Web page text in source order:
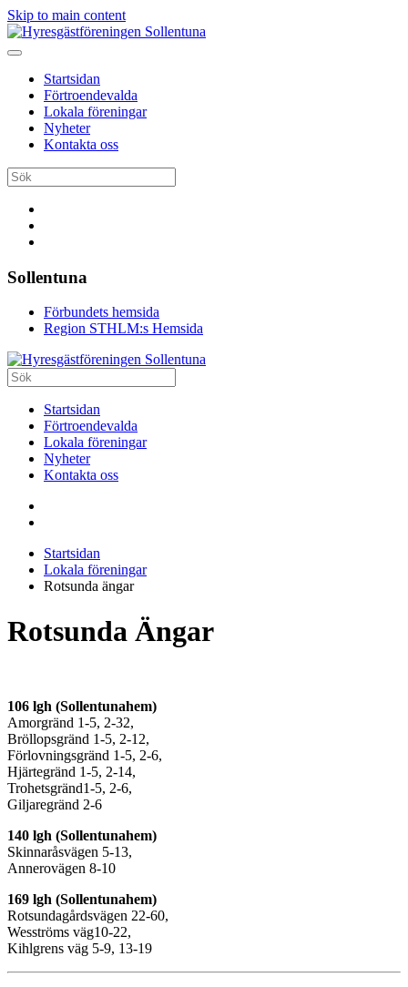
Skip to main content
Startsidan
Förtroendevalda
Lokala föreningar
Nyheter
Kontakta oss
Sollentuna
Förbundets hemsida
Region STHLM:s Hemsida
Startsidan
Förtroendevalda
Lokala föreningar
Nyheter
Kontakta oss
Startsidan
Lokala föreningar
Rotsunda ängar
Rotsunda Ängar
106 lgh (Sollentunahem)
Amorgränd 1-5, 2-32,
Bröllopsgränd 1-5, 2-12,
Förlovningsgränd 1-5, 2-6,
Hjärtegränd 1-5, 2-14,
Trohetsgränd1-5, 2-6,
Giljaregränd 2-6
140 lgh (Sollentunahem)
Skinnaråsvägen 5-13,
Annerovägen 8-10
169 lgh (Sollentunahem)
Rotsundagårdsvägen 22-60,
Wesströms väg10-22,
Kihlgrens väg 5-9, 13-19